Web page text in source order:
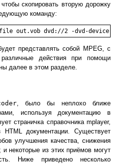
скопировать вторую дорожку
команду:
out.vob dvd://2 -dvd-device /
представлять собой MPEG, с
действия при помощи
далее в этом разделе.
, было бы неплохо ближе
используя документацию в
страничка справочника mplayer,
документации. Существует
улучшения качества, снижения
некоторые из этих приёмов могут
Ниже приведено несколько